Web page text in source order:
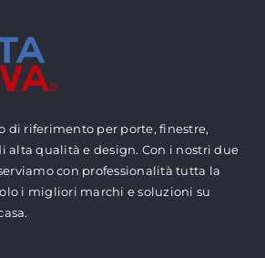
di riferimento per porte, finestre,
alta qualità e design. Con i nostri due
con professionalità tutta la
i migliori marchi e soluzioni su